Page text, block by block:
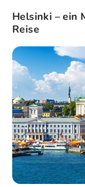
Helsinki – ein
Reise